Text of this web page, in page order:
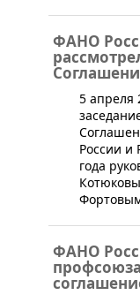
ФАНО
​5 апреля
России и
года
ФАНО